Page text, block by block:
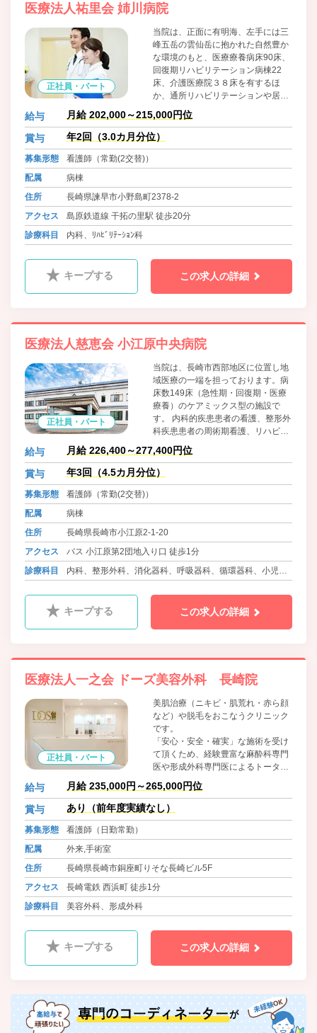
医療法人祐里会 姉川病院
正社員・パート
当院は、正面に有明海、左手には三
峰五岳の雲仙岳に抱かれた自然豊か
な環境のもと、医療療養病床90床、
回復期リハビリテーション病棟22
床、介護医療院３８床を有するほ
か、通所リハビリテーションや居宅
介護支援事業所を併設しており、退
院後も安心して在宅生活が過ごせる
よう幅広く地域に根差した医療・福
給与 月給 202,000～215,000円位
賞与 年2回（3.0カ月分位）
募集形態
看護師（常勤(2交替)）
配属
病棟
住所
長崎県諫早市小野島町2378-2
アクセス
島原鉄道線 干拓の里駅 徒歩20分
診療科目
内科、ﾘﾊﾋﾞﾘﾃｰｼｮﾝ科
キープする この求人の詳細
医療法人慈恵会 小江原中央病院
正社員・パート
当院は、長崎市西部地区に位置し地
域医療の一端を担っております。病
床数149床（急性期・回復期・医療
療養）のケアミックス型の施設で
す。 内科的疾患患者の看護、整形外
科疾患患者の周術期看護、リハビリ
テーション看護、慢性期の看護と幅
広い看護を行っています。当院の理
念である“患者さんの身になって、思
いやりの医療を” の実現に向けて、
こもった看護の提供で、患者さんに
も満足していただき、職員も明るく
輝いて働くことができる環境作りを
目指しています。
給与 月給 226,400～277,400円位
賞与 年3回（4.5カ月分位）
募集形態
看護師（常勤(2交替)）
配属
病棟
住所
長崎県長崎市小江原2-1-20
アクセス
バス 小江原第2団地入り口 徒歩1分
診療科目
内科、整形外科、消化器科、呼吸器科、循環器科、小児
キープする この求人の詳細
医療法人一之会 ドーズ美容外科 長崎院
正社員・パート
美肌治療（ニキビ・肌荒れ・赤ら顔
など）や脱毛をおこなうクリニック
です。
「安心・安全・確実」な施術を受け
て頂くため、経験豊富な麻酔科専門
医や形成外科専門医によるトータル
サポート体勢で施術を行っておりま
す。
給与 月給 235,000円～265,000円位
賞与 あり（前年度実績なし）
募集形態
看護師（日勤常勤）
配属
外来,手術室
住所
長崎県長崎市銅座町りそな長崎ビル5F
アクセス
長崎電鉄 西浜町 徒歩1分
診療科目
美容外科、形成外科
キープする この求人の詳細